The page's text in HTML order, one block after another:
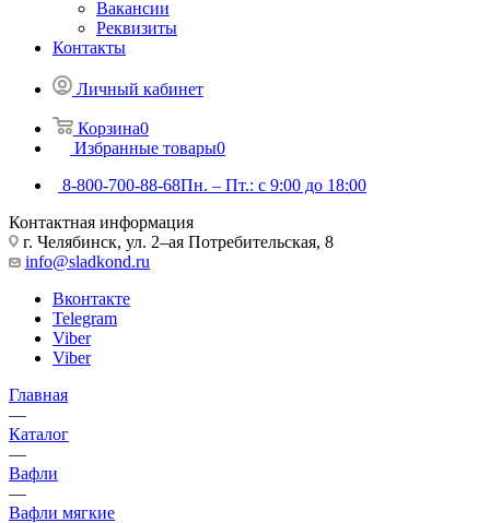
Вакансии
Реквизиты
Контакты
Личный кабинет
Корзина0
Избранные товары0
8-800-700-88-68Пн. – Пт.: с 9:00 до 18:00
Контактная информация
г. Челябинск, ул. 2–ая Потребительская, 8
info@sladkond.ru
Вконтакте
Telegram
Viber
Viber
Главная
—
Каталог
—
Вафли
—
Вафли мягкие